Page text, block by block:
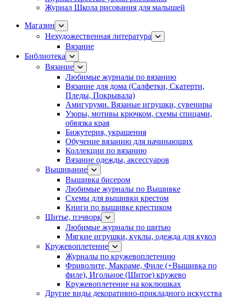
Журнал Школа рисования для малышей
Магазин
Нехудожественная литература
Вязание
Библиотека
Вязание
Любимые журналы по вязанию
Вязание для дома (Салфетки, Скатерти,
Пледы, Покрывала)
Амигуруми. Вязаные игрушки, сувениры
Узоры, мотивы крючком, схемы спицами,
обвязка края
Бижутерия, украшения
Обучение вязанию для начинающих
Коллекции по вязанию
Вязание одежды, аксессуаров
Вышивание
Вышивка бисером
Любимые журналы по Вышивке
Схемы для вышивки крестом
Книги по вышивке крестиком
Шитье, пэчворк
Любимые журналы по шитью
Мягкие игрушки, куклы, одежда для кукол
Кружевоплетение
Журналы по кружевоплетению
Фриволите, Макраме, Филе (+Вышивка по
филе), Игольное (Шитое) кружево
Кружевоплетение на коклюшках
Другие виды декоративно-прикладного искусства